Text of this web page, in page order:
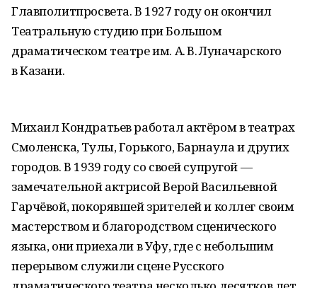
Главполитпросвета. В 1927 году он окончил
Театральную студию при Большом
драматическом театре им. А. В. Луначарского
в Казани.
Михаил Кондратьев работал актёром в театрах
Смоленска, Тулы, Горького, Барнаула и других
городов. В 1939 году со своей супругой —
замечательной актрисой Верой Васильевной
Гарчёвой, покорявшей зрителей и коллег своим
мастерством и благородством сценического
языка, они приехали в Уфу, где с небольшим
перерывом служили сцене Русского